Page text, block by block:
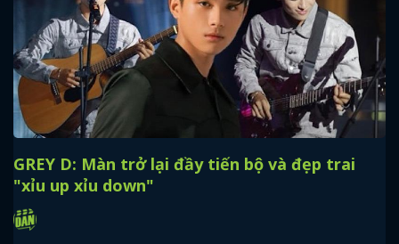
GREY D: Màn trở lại đầy tiến bộ và đẹp trai
"xỉu up xỉu down"